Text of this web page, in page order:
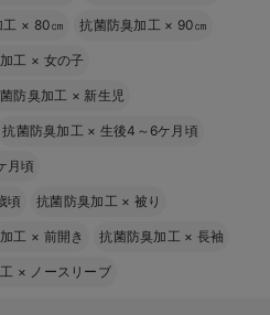
工 × 80㎝ 抗菌防臭加工 × 90㎝
工 × 女の子
防臭加工 × 新生児
抗菌防臭加工 × 生後4～6ケ月頃
月頃
頃 抗菌防臭加工 × 被り
工 × 前開き 抗菌防臭加工 × 長袖
× ノースリーブ